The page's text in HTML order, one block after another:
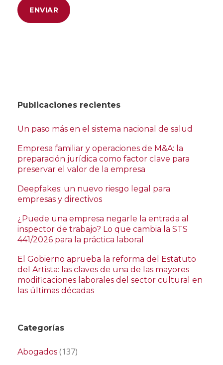
Publicaciones recientes
Un paso más en el sistema nacional de salud
Empresa familiar y operaciones de M&A: la
preparación jurídica como factor clave para
preservar el valor de la empresa
Deepfakes: un nuevo riesgo legal para
empresas y directivos
¿Puede una empresa negarle la entrada al
inspector de trabajo? Lo que cambia la STS
441/2026 para la práctica laboral
El Gobierno aprueba la reforma del Estatuto
del Artista: las claves de una de las mayores
modificaciones laborales del sector cultural en
las últimas décadas
Categorías
Abogados (137)